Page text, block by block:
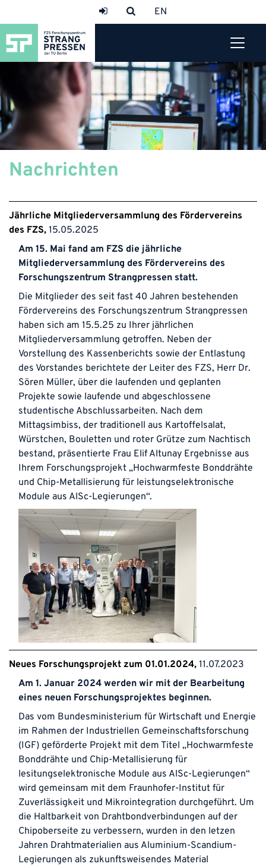
Nachrichten
Jährliche Mitgliederversammlung des Fördervereins
des FZS 15.05.2025
Am 15. Mai fand am FZS die jährliche
Mitgliederversammlung des Fördervereins des
Forschungszentrum Strangpressen statt.
Die Mitglieder des seit fast 40 Jahren bestehenden
Fördervereins des Forschungszentrum Strangpressen
haben sich am 15.5.25 zu Ihrer jährlichen
Mitgliederversammlung getroffen. Neben der
Vorstellung des Kassenberichts sowie der Entlastung
des Vorstandes berichtete der Leiter des FZS, Herr Dr.
Sören Müller, über die laufenden und geplanten
Projekte sowie laufende und abgeschlossene
studentische Abschlussarbeiten. Nach dem
Mittagsimbiss, der traditionell aus Kartoffelsalat,
Würstchen, Bouletten und roter Grütze zum Nachtisch
bestand, präsentierte Frau Elif Altunay Ergebnisse aus
Ihrem Forschungsprojekt „Hochwarmfeste Bonddrähte
und Chip-Metallisierung für leistungselektronische
Module aus AlSc-Legierungen“.
Neues Forschungsprojekt zum 01.01.2024 11.07.2023
Am 1. Januar 2024 werden wir mit der Bearbeitung
eines neuen Forschungsprojektes beginnen.
Das vom Bundesministerium für Wirtschaft und Energie
im Rahmen der Industriellen Gemeinschaftsforschung
(IGF) geförderte Projekt mit dem Titel „Hochwarmfeste
Bonddrähte und Chip-Metallisierung für
lesitungselektronische Module aus AlSc-Legierungen“
wird gemeinsam mit dem Fraunhofer-Institut für
Zuverlässigkeit und Mikrointegration durchgeführt. Um
die Haltbarkeit von Drahtbondverbindungen auf der
Chipoberseite zu verbessern, wurden in den letzen
Jahren Drahtmaterialien aus Aluminium-Scandium-
Legierungen als zukunftsweisendes Material